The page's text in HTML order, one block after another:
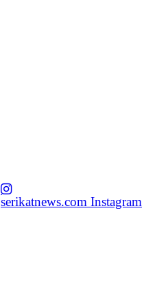
serikatnews.com Instagram